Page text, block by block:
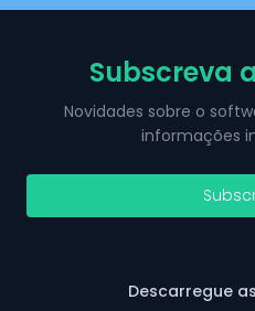
Subscreva
Novidades sobre o
informações
Descarregue